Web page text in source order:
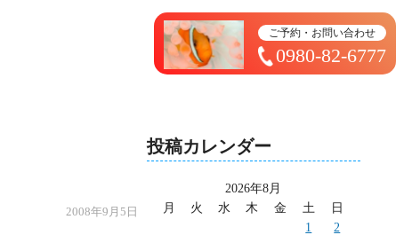
ご予約・お問い合わせ
0980-82-6777
トップページ ＞ 太造日記
2008年9月5日
投稿カレンダー
2026年8月
月
火 水 木 金 土
日
1
2